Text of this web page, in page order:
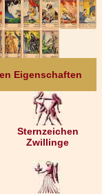
Eigenschaften
Sternzeichen
Zwillinge